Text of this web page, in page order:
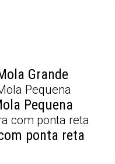
Grande
Pequena
ponta reta